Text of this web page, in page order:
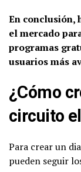
En conclusión,
el mercado
programas
usuarios más
¿Cómo
circuito
Para crear un
pueden seguir